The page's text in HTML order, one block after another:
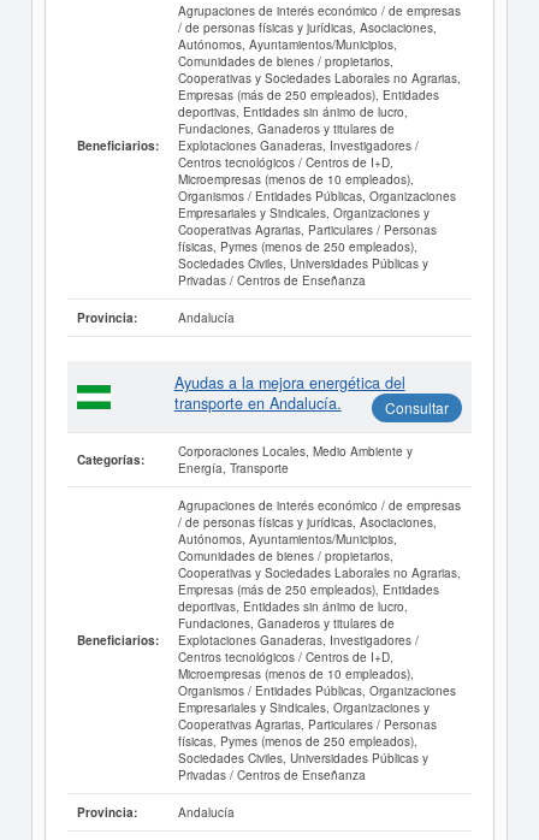
Beneficiarios:
Agrupaciones de interés económico / de empresas
/ de personas físicas y jurídicas, Asociaciones,
Autónomos, Ayuntamientos/Municipios,
Comunidades de bienes / propietarios,
Cooperativas y Sociedades Laborales no Agrarias,
Empresas (más de 250 empleados), Entidades
deportivas, Entidades sin ánimo de lucro,
Fundaciones, Ganaderos y titulares de
Explotaciones Ganaderas, Investigadores /
Centros tecnológicos / Centros de I+D,
Microempresas (menos de 10 empleados),
Organismos / Entidades Públicas, Organizaciones
Empresariales y Sindicales, Organizaciones y
Cooperativas Agrarias, Particulares / Personas
físicas, Pymes (menos de 250 empleados),
Sociedades Civiles, Universidades Públicas y
Privadas / Centros de Enseñanza
Provincia: Andalucía
Ayudas a la mejora energética del
transporte en Andalucía.
Consultar
Categorías:
Corporaciones Locales, Medio Ambiente y
Energía, Transporte
Beneficiarios:
Agrupaciones de interés económico / de empresas
/ de personas físicas y jurídicas, Asociaciones,
Autónomos, Ayuntamientos/Municipios,
Comunidades de bienes / propietarios,
Cooperativas y Sociedades Laborales no Agrarias,
Empresas (más de 250 empleados), Entidades
deportivas, Entidades sin ánimo de lucro,
Fundaciones, Ganaderos y titulares de
Explotaciones Ganaderas, Investigadores /
Centros tecnológicos / Centros de I+D,
Microempresas (menos de 10 empleados),
Organismos / Entidades Públicas, Organizaciones
Empresariales y Sindicales, Organizaciones y
Cooperativas Agrarias, Particulares / Personas
físicas, Pymes (menos de 250 empleados),
Sociedades Civiles, Universidades Públicas y
Privadas / Centros de Enseñanza
Provincia: Andalucía